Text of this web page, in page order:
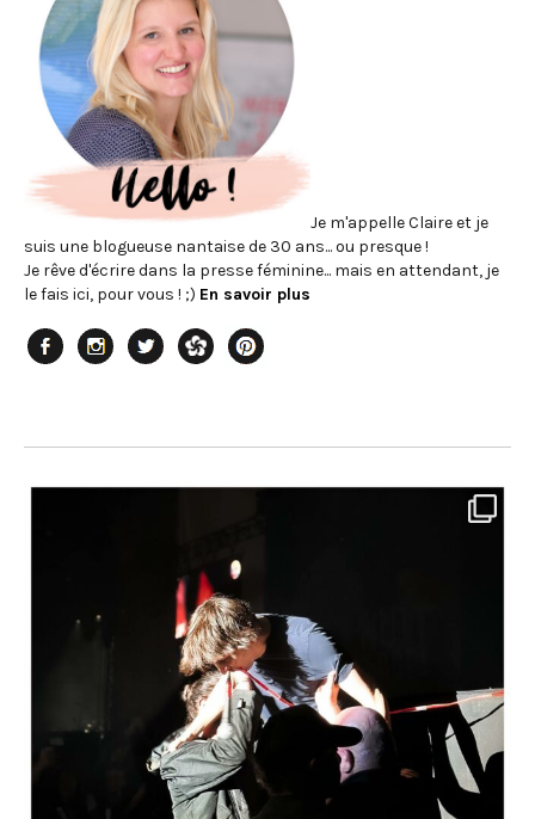
Je m'appelle Claire et je
suis une blogueuse nantaise de 30 ans... ou presque !
Je rêve d'écrire dans la presse féminine... mais en attendant, je
le fais ici, pour vous ! ;) En savoir plus